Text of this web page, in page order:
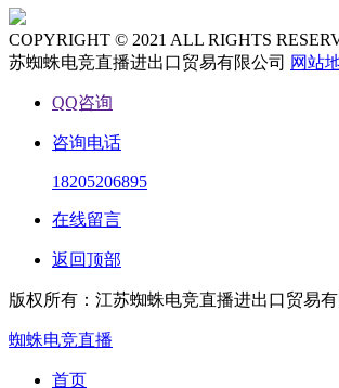
COPYRIGHT © 2021 ALL RIGHTS
苏蜘蛛电竞直播进出口贸易有限公司 网站
QQ咨询
咨询电话
18205206895
在线留言
返回顶部
版权所有：江苏蜘蛛电竞直播进出口贸易有
蜘蛛电竞直播
首页